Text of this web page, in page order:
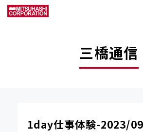
三橋通信
1day仕事体験-2023/